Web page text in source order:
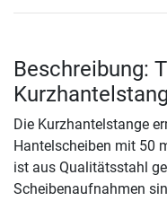
Beschreibung:
Die Kurzhantelstange
Hantelscheiben mit 50
ist aus Qualitätsstahl
Scheibenaufnahmen